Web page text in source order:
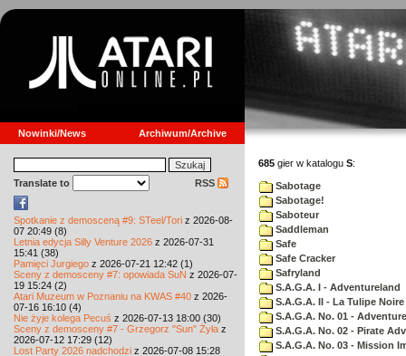
Nowinki/News Archiwum/Archive
Translate to RSS
Spotkanie z demosceną #9: STeel/Tori z 2026-08-
07 20:49 (8)
Letnia edycja Silly Venture 2026 z 2026-07-31
15:41 (38)
Pamięci Jurgiego z 2026-07-21 12:42 (1)
Sceny z demosceny #7: opowiada SuN z 2026-07-
19 15:24 (2)
Atari Muzeum w Poznaniu na KWAS #40 z 2026-
07-16 16:10 (4)
Nie żyje kolega Pecuś z 2026-07-13 18:00 (30)
Sceny z demosceny #7 - Grzegorz "Sun" Żyła z
2026-07-12 17:29 (12)
Lost Party 2026 nadchodzi z 2026-07-08 15:28
685 gier w katalogu S:
Sabotage
Sabotage!
Saboteur
Saddleman
Safe
Safe Cracker
Safryland
S.A.G.A. I - Adventureland
S.A.G.A. II - La Tulipe Noire
S.A.G.A. No. 01 -
S.A.G.A. No. 02 - Pirate
S.A.G.A. No. 03 - Mission